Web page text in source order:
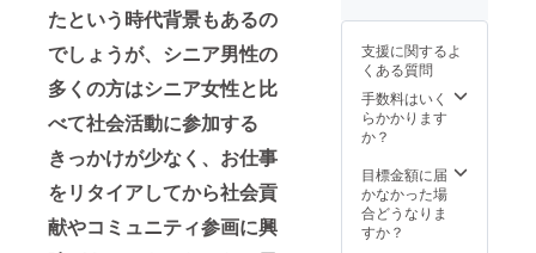
たという時代背景もあるの
でしょうが、シニア男性の
多くの方はシニア女性と比
べて社会活動に参加する
きっかけが少なく、お仕事
をリタイアしてから社会貢
献やコミュニティ参画に興
きま
す。 サ
ポート
メン
バーの
方は、
種設備
をご利
用いた
作成さ
れたエ
プロン
のため
デザイ
ンやカ
べませ
ん。あ
らかじ
不要で
汚れて
もいい
服装で
ご参加
くださ
ます。
お手伝
い内容
を必ず
備考欄
にご記
さい。
エプロ
ンのご
説明：
支援に関するよ
くある質問
手数料はいく
らかかります
か？
目標金額に届
かなかった場
合どうなりま
すか？